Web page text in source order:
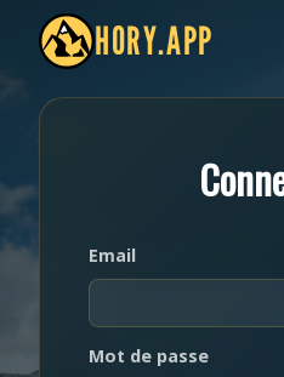
HORY.APP
Email
Mot de passe